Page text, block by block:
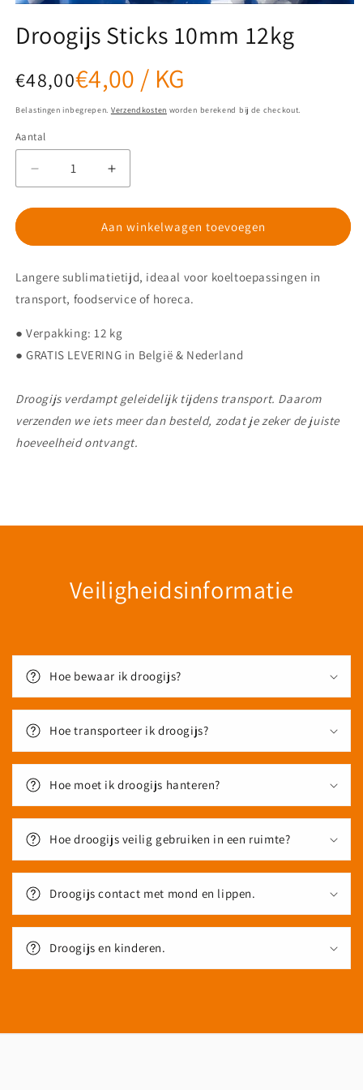
openen
in
Droogijs Sticks 10mm 12kg
Normale
€48,00 EENHEIDSPRIJS
€4,00 / PER
KG
Belastingen inbegrepen. Verzendkosten worden berekend bij de checkout.
Aantal
Aantal
verlagen
voor
Sticks
12kg
Aantal
verhogen
voor
Droogijs
Sticks
12kg
Aan winkelwagen toevoegen
Langere sublimatietijd, ideaal voor koeltoepassingen in
transport, foodservice of horeca.
● Verpakking: 12 kg
● GRATIS LEVERING in België & Nederland
Droogijs verdampt geleidelijk tijdens transport. Daarom
verzenden we iets meer dan besteld, zodat je zeker de juiste
hoeveelheid ontvangt.
Veiligheidsinformatie
Hoe bewaar ik droogijs?
Hoe transporteer ik droogijs?
Hoe moet ik droogijs hanteren?
Hoe droogijs veilig gebruiken in een ruimte?
Droogijs contact met mond en lippen.
Droogijs en kinderen.